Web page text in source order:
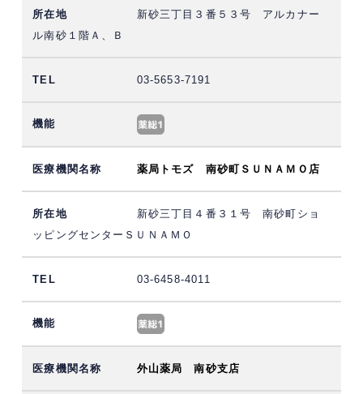
新砂三丁目３番５３号 アルカナー
ル南砂１階Ａ、Ｂ
03-5653-7191
薬局トモズ 南砂町ＳＵＮＡＭＯ店
新砂三丁目４番３１号 南砂町ショ
ッピングセンターＳＵＮＡＭＯ
03-6458-4011
外山薬局 南砂支店